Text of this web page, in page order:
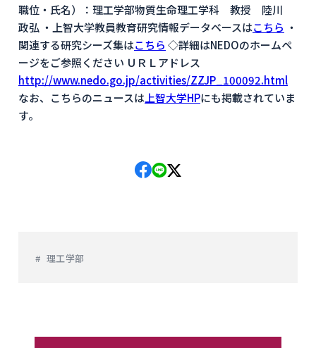
職位・氏名）：理工学部物質生命理工学科 教授 陸川
政弘 ・上智大学教員教育研究情報データベースはこちら ・
関連する研究シーズ集はこちら ◇詳細はNEDOのホームペ
ージをご参照ください ＵＲＬアドレス
http://www.nedo.go.jp/activities/ZZJP_100092.html
なお、こちらのニュースは 上智大学HPにも掲載されていま
す。
理工学部